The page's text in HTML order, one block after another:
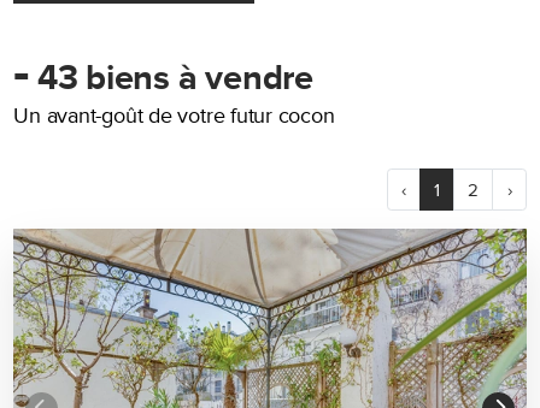
- 43 biens à vendre
Un avant-goût de votre futur cocon
‹ 1 2 ›